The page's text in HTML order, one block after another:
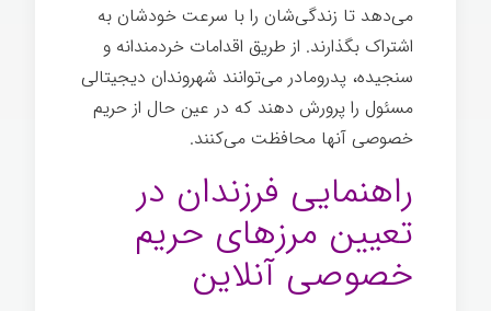
می‌دهد تا زندگی‌شان را با سرعت خودشان به
اشتراک بگذارند. از طریق اقدامات خردمندانه و
سنجیده، پدرومادر می‌توانند شهروندان دیجیتالی
مسئول را پرورش دهند که در عین حال از حریم
خصوصی آنها محافظت می‌کنند.
راهنمایی فرزندان در
تعیین مرزهای حریم
خصوصی آنلاین